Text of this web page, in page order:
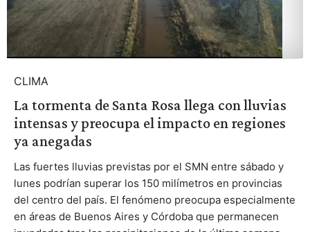
CLIMA
La tormenta de Santa Rosa llega con lluvias
intensas y preocupa el impacto en regiones
ya anegadas
Las fuertes lluvias previstas por el SMN entre sábado y
lunes podrían superar los 150 milímetros en provincias
del centro del país. El fenómeno preocupa especialmente
en áreas de Buenos Aires y Córdoba que permanecen